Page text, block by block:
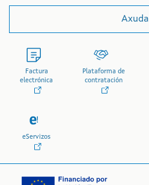
Axuda
Factura
electrónica
Plataforma de
contratación
eServizos